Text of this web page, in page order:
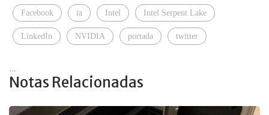
Facebook ia Intel Intel Serpent Lake
LinkedIn NVIDIA portada twitter
Notas Relacionadas